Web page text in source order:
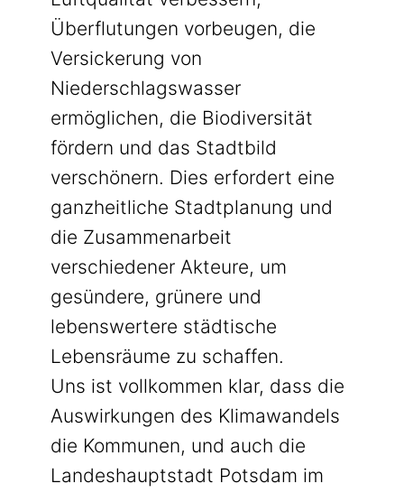
Überflutungen vorbeugen, die
Versickerung von
Niederschlagswasser
ermöglichen, die Biodiversität
fördern und das Stadtbild
verschönern. Dies erfordert eine
ganzheitliche Stadtplanung und
die Zusammenarbeit
verschiedener Akteure, um
gesündere, grünere und
lebenswertere städtische
Lebensräume zu schaffen.
Uns ist vollkommen klar, dass die
Auswirkungen des Klimawandels
die Kommunen, und auch die
Landeshauptstadt Potsdam im